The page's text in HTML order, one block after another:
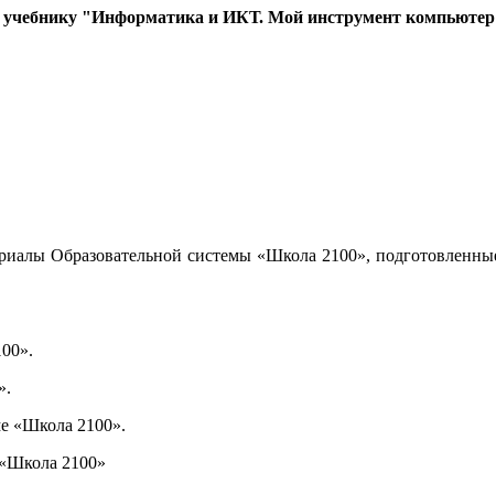
учебнику "Информатика и ИКТ. Мой инструмент
Образовательной системы «Школа 2100»,
«Школа 2100».
2100»